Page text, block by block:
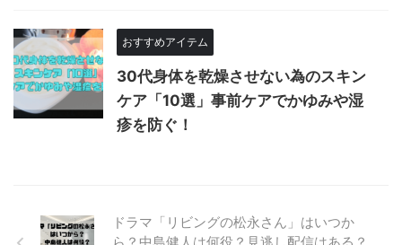
おすすめアイテム
30代身体を乾燥させない為のスキン
ケア「10選」事前ケアでかゆみや湿
疹を防ぐ！
ドラマ「リビングの松永さん」はいつか